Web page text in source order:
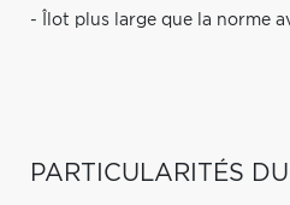
- Îlot plus large que la norme
PARTICULARITÉS